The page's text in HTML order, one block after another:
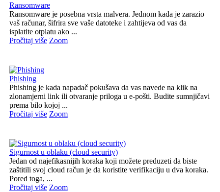
Ransomware
Ransomware je posebna vrsta malvera. Jednom kada je zarazio
vaš računar, šifrira sve vaše datoteke i zahtijeva od vas da
isplatite otplatu ako ...
Pročitaj više Zoom
Phishing
Phishing je kada napadač pokušava da vas navede na klik na
zlonamjerni link ili otvaranje priloga u e-pošti. Budite sumnjičavi
prema bilo kojoj ...
Pročitaj više Zoom
Sigurnost u oblaku (cloud security)
Jedan od najefikasnijih koraka koji možete preduzeti da biste
zaštitili svoj cloud račun je da koristite verifikaciju u dva koraka.
Pored toga, ...
Pročitaj više Zoom